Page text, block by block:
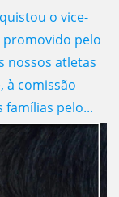
o vice-
pelo
nossos atletas
à comissão
famílias pelo...